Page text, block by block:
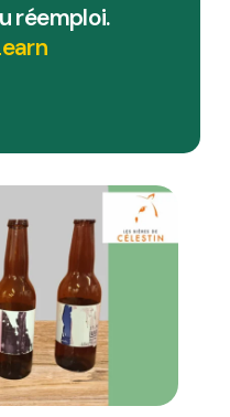
réemploi.